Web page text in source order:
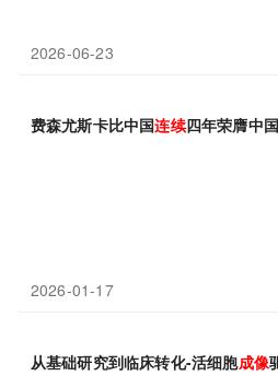
2026-06-23
费森尤斯卡比中国连续四年荣膺中国
2026-01-17
从基础研究到临床转化-活细胞成像